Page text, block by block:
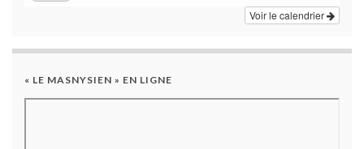
Voir le calendrier
« LE MASNYSIEN » EN LIGNE